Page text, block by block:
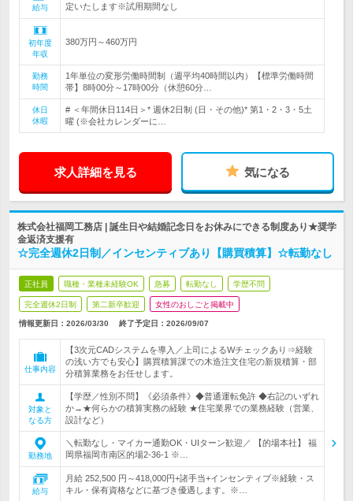
給与
定いたします※試用期間なし
初年度
年収
380万円～460万円
勤務
時間
1年単位の変形労働時間制（週平均40時間以内）【標準労働時間
帯】8時00分～17時00分（休憩60分…
休日
休暇
# ＜年間休日114日＞* 週休2日制 (日・その他)* 第1・2・3・5土
曜 (※会社カレンダーに…
求人詳細を見る 気になる
株式会社福岡工務店 | 誕生日や結婚記念日をお休みにできる制度あり★奨学
金返済支援有
☆完全週休2日制／インセンティブあり【購買積算】☆転勤なし
正社員 職種・業種未経験OK 急募 転勤なし 学歴不問
完全週休2日制 第二新卒歓迎 女性のおしごと掲載中
情報更新日：2026/03/30 終了予定日： 2026/09/07
仕事内容
【3次元CADシステムを導入／上司によるWチェックあり⇒経験
の浅い方でも安心】購買積算課での木造注文住宅の新規積算・部
分積算業務をお任せします。
対象と
なる方
【学歴／性別不問】《必須条件》◆普通運転免許 ◆右記のいずれ
か→★何らかの積算実務の経験 ★住宅業界での業務経験（営業、
設計など）
勤務地
＼転勤なし・マイカー通勤OK・UIターン歓迎／ 【的場本社】 福
岡県福岡市南区的場2-36-1 ※…
給与
月給 252,500 円～418,000円+諸手当+インセンティブ※経験・ス
キル・保有資格などに基づき優遇します。※…